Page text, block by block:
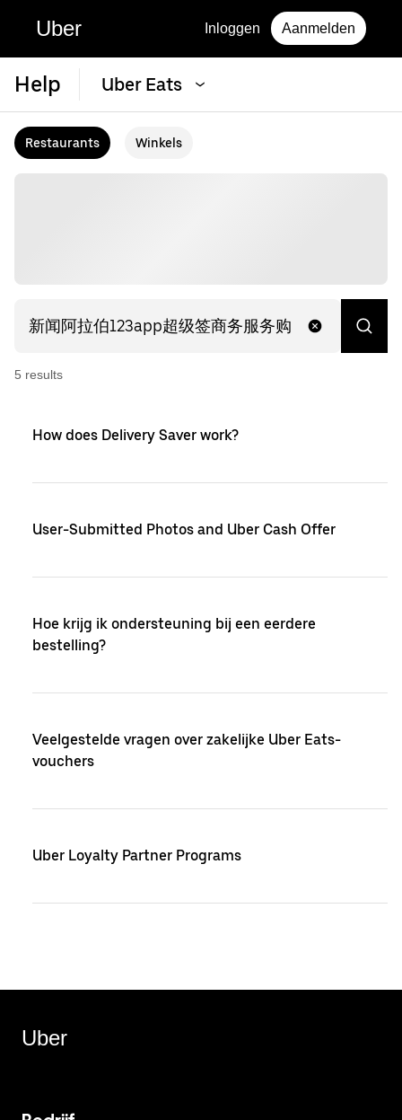
Uber Inloggen Aanmelden
Help Uber Eats
Restaurants Winkels
5 results
How does Delivery Saver work?
User-Submitted Photos and Uber Cash Offer
Hoe krijg ik ondersteuning bij een eerdere
bestelling?
Veelgestelde vragen over zakelijke Uber Eats-
vouchers
Uber Loyalty Partner Programs
Uber